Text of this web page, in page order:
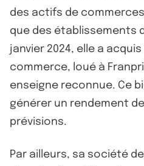
des actifs de
que des établissements
janvier 2024, elle a
commerce, loué à
enseigne reconnue. Ce
générer un rendement de
prévisions.
Par ailleurs, sa société